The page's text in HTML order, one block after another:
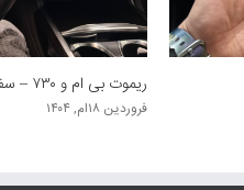
ریموت تویوتا کرولا ۲۰۲۴ – ساخت سوئیچ کرولا
اسفند ۵ام, ۱۴۰۳